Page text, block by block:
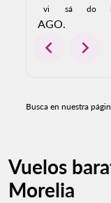
vi
AGO.
sá do
chevron_left chevron_right
Busca en nuestra
Vuelos
Morelia